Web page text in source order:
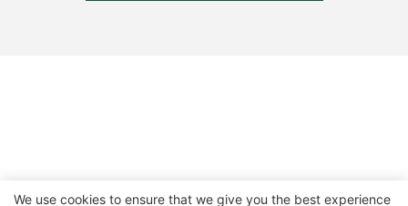
We use cookies to ensure that we give you the best experience